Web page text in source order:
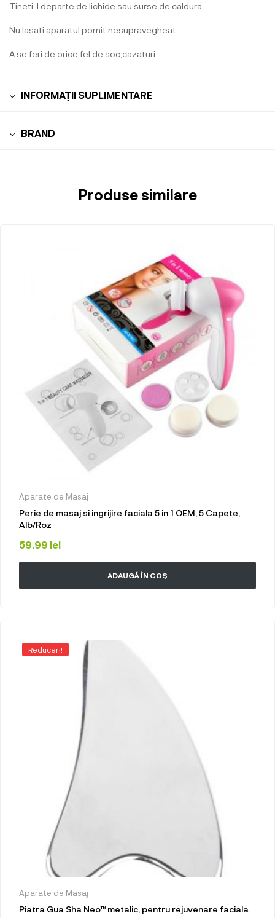
Tineti-l departe de lichide sau surse de caldura.
Nu lasati aparatul pornit nesupravegheat.
A se feri de orice fel de soc,cazaturi.
INFORMAȚII SUPLIMENTARE
BRAND
Produse similare
Aparate de Masaj
Perie de masaj si ingrijire faciala 5 in 1 OEM, 5 Capete,
Alb/Roz
59.99 lei
ADAUGĂ ÎN COȘ
Reduceri!
Aparate de Masaj
Piatra Gua Sha Neo™ metalic, pentru rejuvenare faciala